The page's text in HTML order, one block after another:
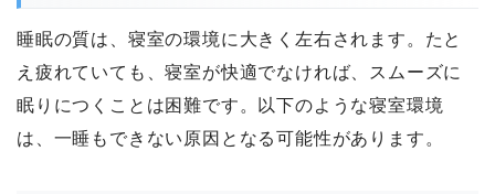
睡眠の質は、寝室の環境に大きく左右されます。たと
え疲れていても、寝室が快適でなければ、スムーズに
眠りにつくことは困難です。以下のような寝室環境
は、一睡もできない原因となる可能性があります。